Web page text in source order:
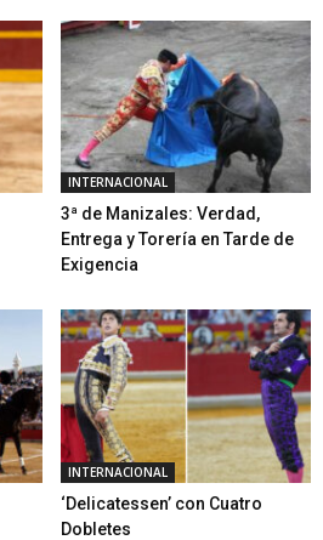
INTERNACIONAL
3ª de Manizales: Verdad,
Entrega y Torería en Tarde de
Exigencia
INTERNACIONAL
‘Delicatessen’ con Cuatro
Dobletes